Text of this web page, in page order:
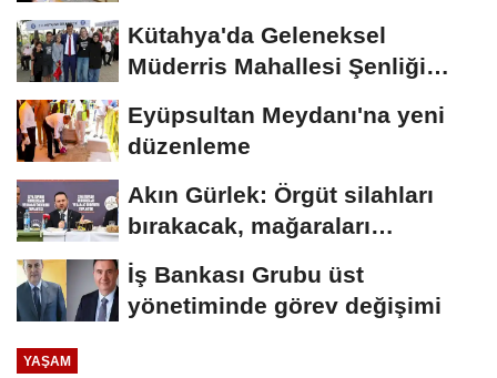
Kütahya'da Geleneksel
Müderris Mahallesi Şenliği
Eyüpsultan Meydanı'na yeni
düzenleme
Akın Gürlek: Örgüt silahları
bırakacak, mağaraları
boşaltacak
İş Bankası Grubu üst
yönetiminde görev değişimi
YAŞAM